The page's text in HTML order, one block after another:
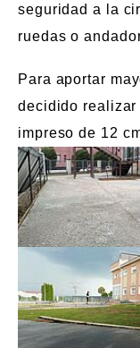
seguridad a la
ruedas o
Para aportar
decidido realizar
impreso de 12